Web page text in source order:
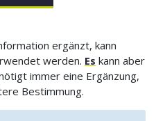
ergänzt, kann
werden. Es kann aber
immer eine Ergänzung,
Bestimmung.